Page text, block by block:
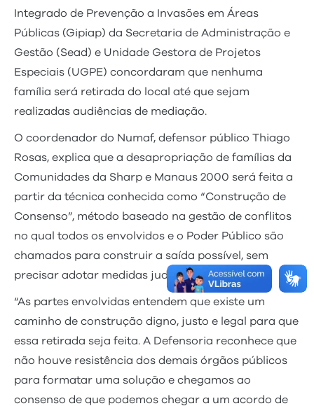
Integrado de Prevenção a Invasões em Áreas
Públicas (Gipiap) da Secretaria de Administração e
Gestão (Sead) e Unidade Gestora de Projetos
Especiais (UGPE) concordaram que nenhuma
família será retirada do local até que sejam
realizadas audiências de mediação.
O coordenador do Numaf, defensor público Thiago
Rosas, explica que a desapropriação de famílias da
Comunidades da Sharp e Manaus 2000 será feita a
partir da técnica conhecida como “Construção de
Consenso”, método baseado na gestão de conflitos
no qual todos os envolvidos e o Poder Público são
chamados para construir a saída possível, sem
precisar adotar medidas judiciais.
“As partes envolvidas entendem que existe um
caminho de construção digno, justo e legal para que
essa retirada seja feita. A Defensoria reconhece que
não houve resistência dos demais órgãos públicos
para formatar uma solução e chegamos ao
consenso de que podemos chegar a um acordo de